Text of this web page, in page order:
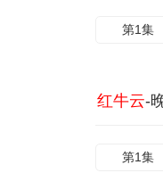
第1集
红牛云-
第1集